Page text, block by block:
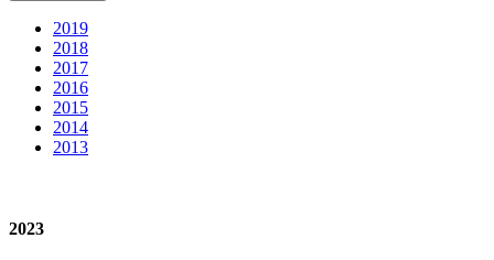
2019
2018
2017
2016
2015
2014
2013
2023